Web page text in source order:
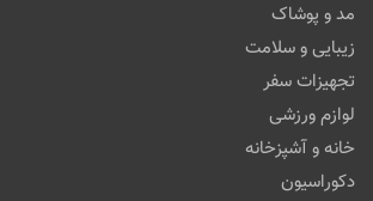
مد و پوشاک
زیبایی و سلامت
تجهیزات سفر
لوازم ورزشی
خانه و آشپزخانه
دکوراسیون